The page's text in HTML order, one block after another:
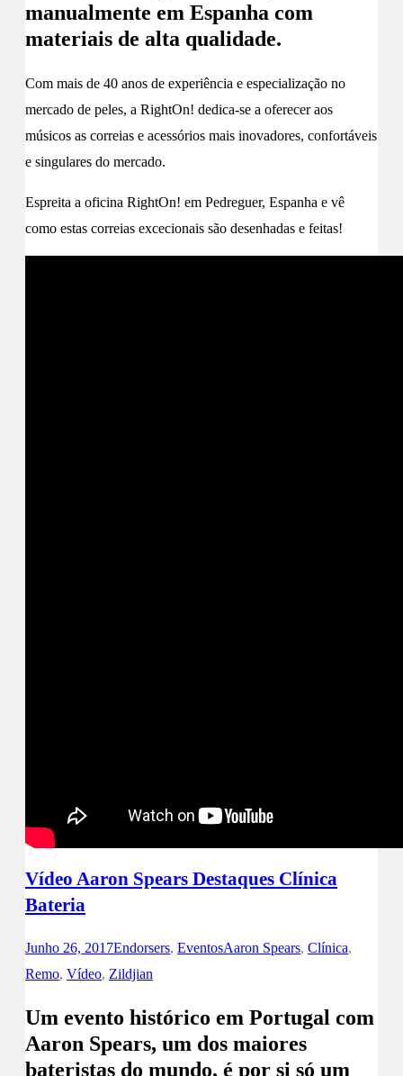
manualmente em Espanha com
materiais de alta qualidade.
Com mais de 40 anos de experiência e especialização no
mercado de peles, a RightOn! dedica-se a oferecer aos
músicos as correias e acessórios mais inovadores, confortáveis
e singulares do mercado.
Espreita a oficina RightOn! em Pedreguer, Espanha e vê
como estas correias excecionais são desenhadas e feitas!
Vídeo Aaron Spears Destaques Clínica
Bateria
Junho 26, 2017Endorsers, EventosAaron Spears, Clínica,
Remo, Vídeo, Zildjian
Um evento histórico em Portugal com
Aaron Spears, um dos maiores
bateristas do mundo, é por si só um